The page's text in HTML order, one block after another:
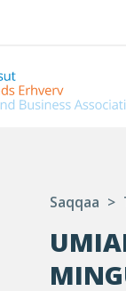
Saqqaa >